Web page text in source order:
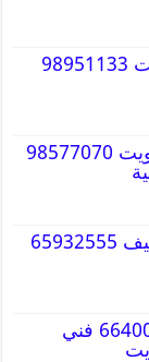
مكتب استخراج فيزا الكويت 98951133
شركة سماعات سقف الكويت 98577070
قص خرسانه وفتح كور تكييف 65932555
تظليل سيارة الكويت 66400552 فني